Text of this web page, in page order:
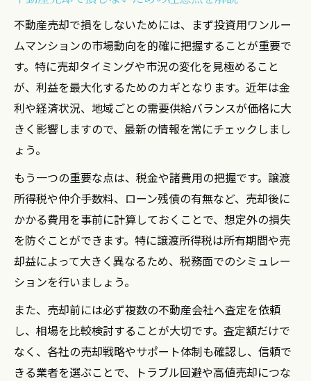
不動産売却で損をしないためには、まず投資用ワンルー
ムマンションの市場動向を的確に把握することが重要で
す。特に売却タイミングや市況の変化を見極めること
が、利益を最大化するためのカギとなります。近年は金
利や経済状況、地域ごとの需要供給バランスが価格に大
きく影響しますので、最新の情報を常にチェックしまし
ょう。
もう一つの重要な点は、税金や諸費用の把握です。譲渡
所得税や仲介手数料、ローン残債の有無など、売却後に
かかる費用を事前に計算しておくことで、想定外の損失
を防ぐことができます。特に譲渡所得税は所有期間や売
却益によって大きく異なるため、税務面でのシミュレー
ションを行いましょう。
また、売却前には必ず複数の不動産会社へ査定を依頼
し、相場を比較検討することが大切です。査定額だけで
なく、各社の売却戦略やサポート体制も確認し、信頼で
きる業者を選ぶことで、トラブル回避や高値売却につな